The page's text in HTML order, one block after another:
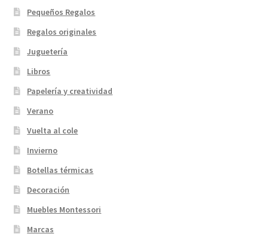
Pequeños Regalos
Regalos originales
Juguetería
Libros
Papelería y creatividad
Verano
Vuelta al cole
Invierno
Botellas térmicas
Decoración
Muebles Montessori
Marcas